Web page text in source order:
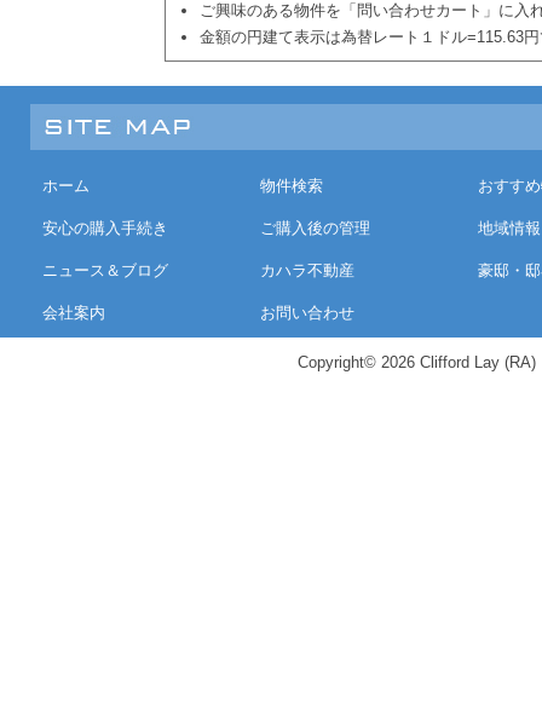
ご興味のある物件を「問い合わせカート」に入
金額の円建て表示は為替レート１ドル=115.63
ホーム 物件検索 おすす
安心の購入手続き ご購入後の管理 地域情報
ニュース＆ブログ カハラ不動産 豪邸・
会社案内 お問い合わせ
Copyright© 2026 Clifford Lay